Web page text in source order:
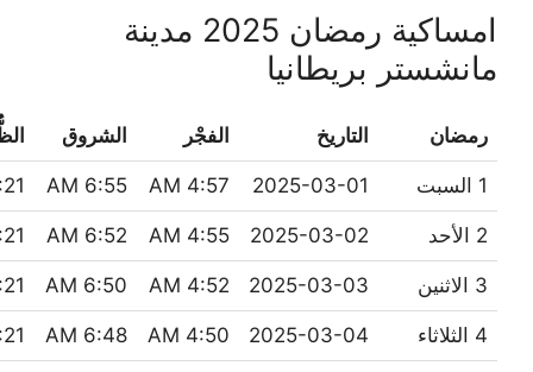
امساكية رمضان 2025 مدينة
مانشستر بريطانيا
رمضان التاريخ الفجْر الشروق
1 السبت 2025-03-01
4:57 AM
6:55 AM
PM
2 الأحد 2025-03-02
4:55 AM
6:52 AM
PM
3 الاثنين 2025-03-03
4:52 AM
6:50 AM
PM
4 الثلاثاء 2025-03-04
4:50 AM
6:48 AM
PM